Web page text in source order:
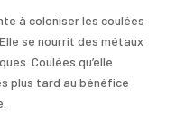
à coloniser les coulées
se nourrit des métaux
Coulées qu’elle
plus tard au bénéfice